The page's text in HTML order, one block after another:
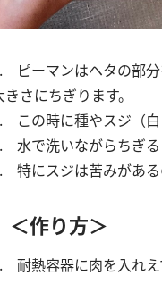
ピーマンはヘタの部分
きさにちぎります。
この時に種やスジ（白
水で洗いながらちぎる
特にスジは苦みがある
＜作り方＞
耐熱容器に肉を入れえ